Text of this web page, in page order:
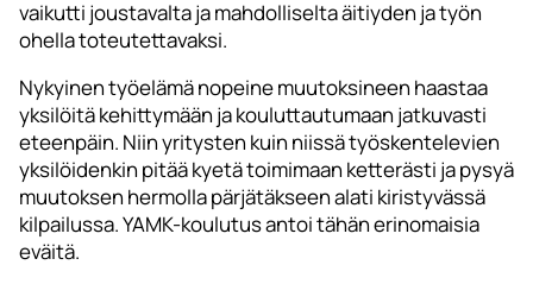
vaikutti joustavalta ja mahdolliselta äitiyden ja työn
ohella toteutettavaksi.
Nykyinen työelämä nopeine muutoksineen haastaa
yksilöitä kehittymään ja kouluttautumaan jatkuvasti
eteenpäin. Niin yritysten kuin niissä työskentelevien
yksilöidenkin pitää kyetä toimimaan ketterästi ja pysyä
muutoksen hermolla pärjätäkseen alati kiristyvässä
kilpailussa. YAMK-koulutus antoi tähän erinomaisia
eväitä.